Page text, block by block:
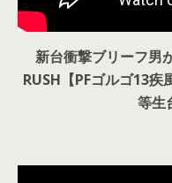
新台衝撃ブリーフ男
RUSH【PFゴルゴ13
等生